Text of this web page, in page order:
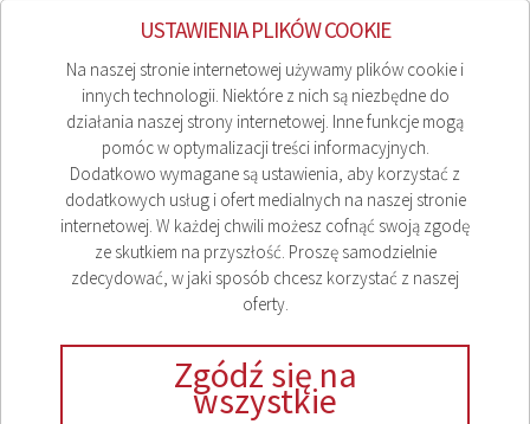
USTAWIENIA PLIKÓW COOKIE
Na naszej stronie internetowej używamy plików cookie i
innych technologii. Niektóre z nich są niezbędne do
działania naszej strony internetowej. Inne funkcje mogą
pomóc w optymalizacji treści informacyjnych.
Dodatkowo wymagane są ustawienia, aby korzystać z
dodatkowych usług i ofert medialnych na naszej stronie
internetowej. W każdej chwili możesz cofnąć swoją zgodę
ze skutkiem na przyszłość. Proszę samodzielnie
zdecydować, w jaki sposób chcesz korzystać z naszej
oferty.
Zgódź się na
wszystkie